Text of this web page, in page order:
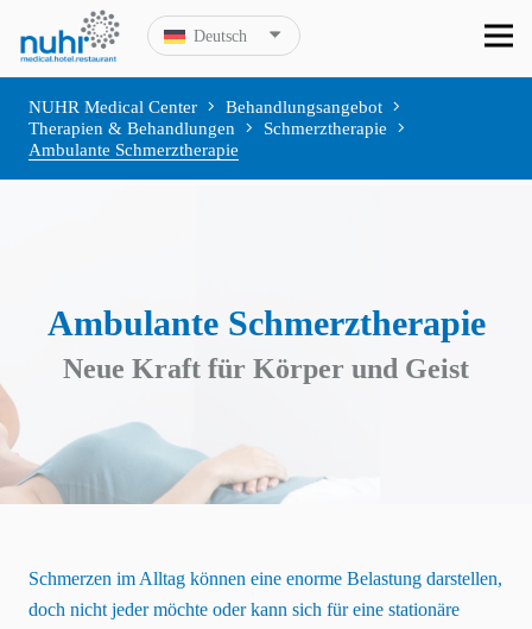
Deutsch
NUHR Medical Center
Behandlungsangebot
Therapien & Behandlungen
Schmerztherapie
Ambulante Schmerztherapie
Ambulante Schmerztherapie
Neue Kraft für Körper und Geist
Schmerzen im Alltag können eine enorme Belastung darstellen,
doch nicht jeder möchte oder kann sich für eine stationäre